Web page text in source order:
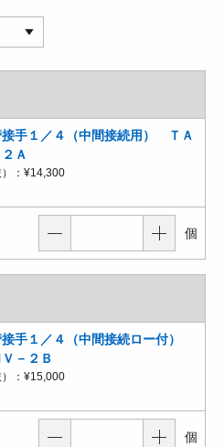
手１／４（中間接続用） ＴＡ
Ａ
： ¥14,300
個
手１／４（中間接続ロー付）
－２Ｂ
： ¥15,000
個